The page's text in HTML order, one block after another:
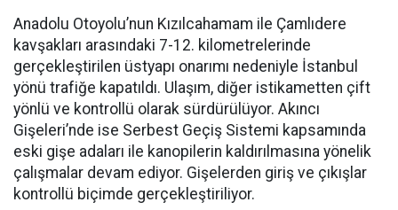
Anadolu Otoyolu’nun Kızılcahamam ile Çamlıdere
kavşakları arasındaki 7-12. kilometrelerinde
gerçekleştirilen üstyapı onarımı nedeniyle İstanbul
yönü trafiğe kapatıldı. Ulaşım, diğer istikametten çift
yönlü ve kontrollü olarak sürdürülüyor. Akıncı
Gişeleri’nde ise Serbest Geçiş Sistemi kapsamında
eski gişe adaları ile kanopilerin kaldırılmasına yönelik
çalışmalar devam ediyor. Gişelerden giriş ve çıkışlar
kontrollü biçimde gerçekleştiriliyor.